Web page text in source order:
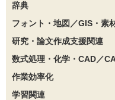
辞典
フォント・地図／GIS・素
研究・論文作成支援関連
数式処理・化学・CAD／
作業効率化
学習関連